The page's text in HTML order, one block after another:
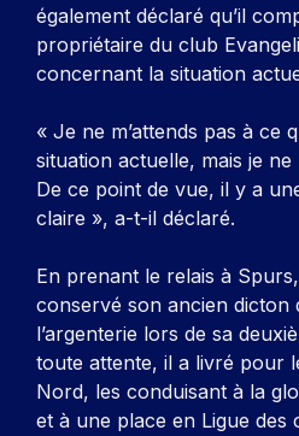
également déclaré qu’il
propriétaire du club
concernant la situation
« Je ne m’attends pas à ce
situation actuelle, mais je
De ce point de vue, il y a
claire », a-t-il déclaré.
En prenant le relais à
conservé son ancien dicton
l’argenterie lors de sa
toute attente, il a livré pour
Nord, les conduisant à la
et à une place en Ligue des